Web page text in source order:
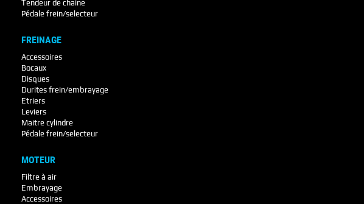
Tendeur de chaine
Pédale frein/selecteur
FREINAGE
Accessoires
Bocaux
Disques
Durites frein/embrayage
Etriers
Leviers
Maitre cylindre
Pédale frein/selecteur
MOTEUR
Filtre à air
Embrayage
Accessoires